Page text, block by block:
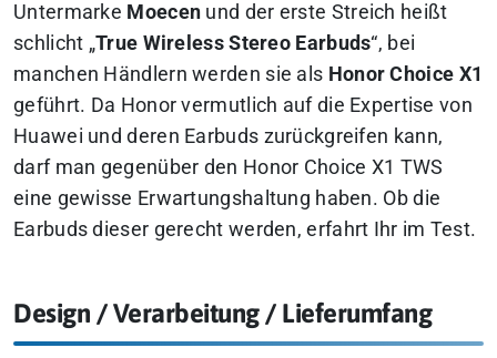
Untermarke Moecen und der erste Streich heißt
schlicht „True Wireless Stereo Earbuds“, bei
manchen Händlern werden sie als Honor Choice X1
geführt. Da Honor vermutlich auf die Expertise von
Huawei und deren Earbuds zurückgreifen kann,
darf man gegenüber den Honor Choice X1 TWS
eine gewisse Erwartungshaltung haben. Ob die
Earbuds dieser gerecht werden, erfahrt Ihr im Test.
Design / Verarbeitung / Lieferumfang